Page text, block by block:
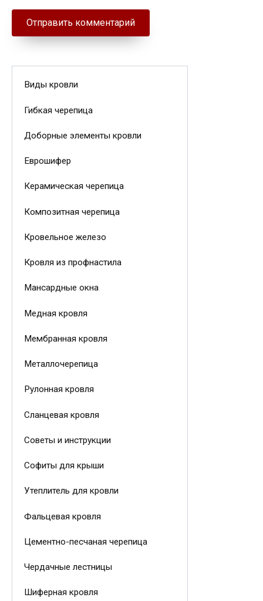
Виды кровли
Гибкая черепица
Доборные элементы кровли
Еврошифер
Керамическая черепица
Композитная черепица
Кровельное железо
Кровля из профнастила
Мансардные окна
Медная кровля
Мембранная кровля
Металлочерепица
Рулонная кровля
Сланцевая кровля
Советы и инструкции
Софиты для крыши
Утеплитель для кровли
Фальцевая кровля
Цементно-песчаная черепица
Чердачные лестницы
Шиферная кровля